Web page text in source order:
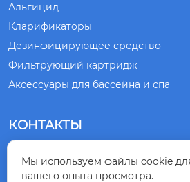
Альгицид
Кларификаторы
Дезинфицирующее средство
Фильтрующий картридж
Аксессуары для бассейна и спа
КОНТАКТЫ

ПРОВИНЦИЯ ШАНЬДУН,
Мы используем файлы cookie
вашего опыта просмотра.